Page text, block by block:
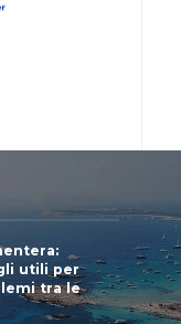
utili per
tra le